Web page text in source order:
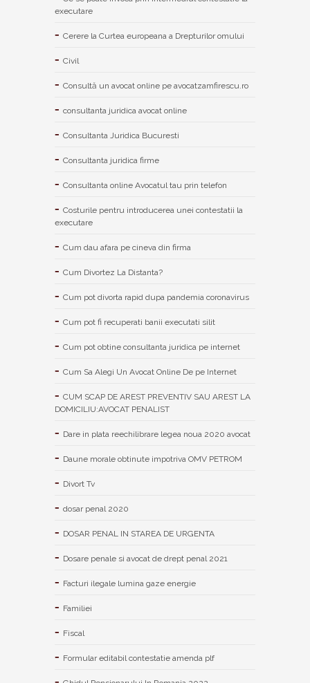
executare
Cerere la Curtea europeana a Drepturilor omului
Civil
Consultă un avocat online pe avocatzamfirescu.ro
consultanta juridica avocat online
Consultanta Juridica Bucuresti
Consultanta juridica firme
Consultanta online Avocatul tau prin telefon
Costurile pentru introducerea unei contestatii la
executare
Cum dau afara pe cineva din firma
Cum Divortez La Distanta?
Cum pot divorta rapid dupa pandemia coronavirus
Cum pot fi recuperati banii executati silit
Cum pot obtine consultanta juridica pe internet
Cum Sa Alegi Un Avocat Online De pe Internet
CUM SCAP DE AREST PREVENTIV SAU AREST LA
DOMICILIU:AVOCAT PENALIST
Dare in plata reechilibrare legea noua 2020 avocat
Daune morale obtinute impotriva OMV PETROM
Divort Tv
dosar penal 2020
DOSAR PENAL IN STAREA DE URGENTA
Dosare penale si avocat de drept penal 2021
Facturi ilegale lumina gaze energie
Familiei
Fiscal
Formular editabil contestatie amenda plf